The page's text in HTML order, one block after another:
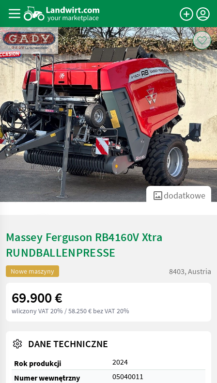
dodatkowe
Massey Ferguson RB4160V Xtra
RUNDBALLENPRESSE
Nowe maszyny 8403, Austria
69.900 €
wliczony VAT 20% / 58.250 € bez VAT 20%
DANE TECHNICZNE
Rok produkcji
2024
Numer wewnętrzny
05040011